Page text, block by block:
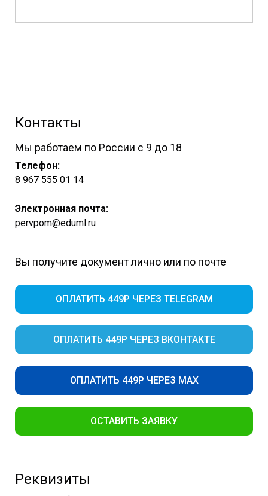
Контакты
Мы работаем по России с 9 до 18
Телефон:
8 967 555 01 14
Электронная почта:
pervpom@eduml.ru
Вы получите документ лично или по почте
ОПЛАТИТЬ 449Р ЧЕРЕЗ TELEGRAM
ОПЛАТИТЬ 449Р ЧЕРЕЗ ВКОНТАКТЕ
ОПЛАТИТЬ 449Р ЧЕРЕЗ MAX
ОСТАВИТЬ ЗАЯВКУ
Реквизиты